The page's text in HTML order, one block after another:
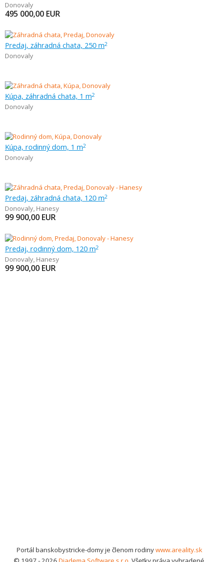
Donovaly
495 000,00 EUR
Predaj, záhradná chata, 250 m2
Donovaly
Kúpa, záhradná chata, 1 m2
Donovaly
Kúpa, rodinný dom, 1 m2
Donovaly
Predaj, záhradná chata, 120 m2
Donovaly, Hanesy
99 900,00 EUR
Predaj, rodinný dom, 120 m2
Donovaly, Hanesy
99 900,00 EUR
Portál banskobystricke-domy je členom rodinywww.areality.sk